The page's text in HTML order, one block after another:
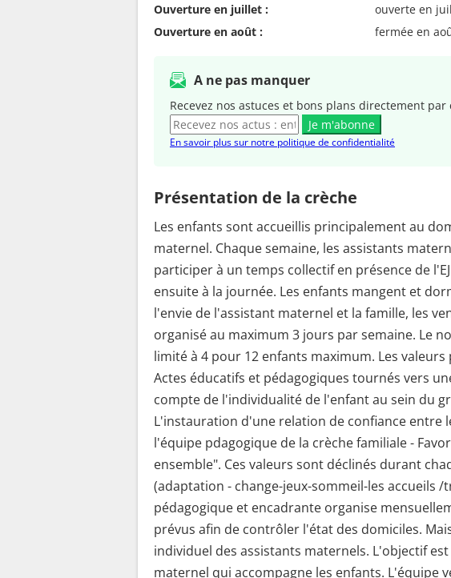
Ouverture en juillet :
ouverte en
Ouverture en août :
fermée en
A ne pas manquer
Recevez nos astuces et bons plans directement par
Je m'abonne
En savoir plus sur notre politique de confidentialité
Présentation de la crèche
Les enfants sont accueillis principalement au
maternel. Chaque semaine, les assistants
participer à un temps collectif en présence de
ensuite à la journée. Les enfants mangent et
l'envie de l'assistant maternel et la famille, les
organisé au maximum 3 jours par semaine. Le
limité à 4 pour 12 enfants maximum. Les
Actes éducatifs et pédagogiques tournés vers
compte de l'individualité de l'enfant au sein du
L'instauration d'une relation de confiance entre
l'équipe pdagogique de la crèche familiale -
ensemble". Ces valeurs sont déclinés durant
(adaptation - change-jeux-sommeil-les accueils
pédagogique et encadrante organise
prévus afin de contrôler l'état des domiciles.
individuel des assistants maternels. L'objectif
maternel qui accompagne les enfants. L'équipe